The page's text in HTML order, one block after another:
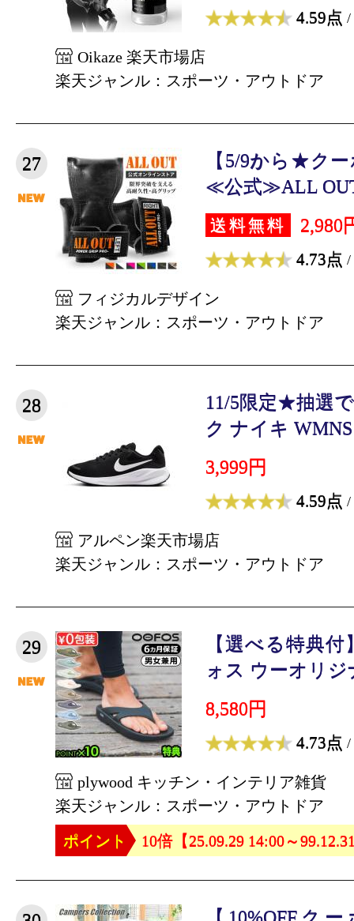
4.59点 /
Oikaze 楽天市場店
楽天ジャンル：スポーツ・アウトドア
27
【5/9から★ク
≪公式≫ALL
送料無料 2,980
4.73点 /
フィジカルデザイン
楽天ジャンル：スポーツ・アウトドア
28
11/5限定★抽選
ク ナイキ
3,999円
4.59点 /
アルペン楽天市場店
楽天ジャンル：スポーツ・アウトドア
29
【選べる特典
ォス ウーオリジ
8,580円
4.73点 /
plywood キッチン・インテリア雑貨
楽天ジャンル：スポーツ・アウトドア
ポイント
10倍【25.09.29 14:00～